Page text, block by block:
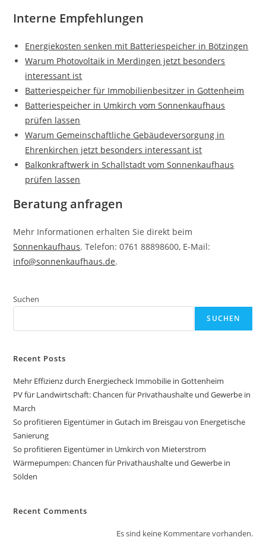
Interne Empfehlungen
Energiekosten senken mit Batteriespeicher in Bötzingen
Warum Photovoltaik in Merdingen jetzt besonders
interessant ist
Batteriespeicher für Immobilienbesitzer in Gottenheim
Batteriespeicher in Umkirch vom Sonnenkaufhaus
prüfen lassen
Warum Gemeinschaftliche Gebäudeversorgung in
Ehrenkirchen jetzt besonders interessant ist
Balkonkraftwerk in Schallstadt vom Sonnenkaufhaus
prüfen lassen
Beratung anfragen
Mehr Informationen erhalten Sie direkt beim
Sonnenkaufhaus. Telefon: 0761 88898600, E-Mail:
info@sonnenkaufhaus.de.
Suchen
SUCHEN
Recent Posts
Mehr Effizienz durch Energiecheck Immobilie in Gottenheim
PV für Landwirtschaft: Chancen für Privathaushalte und Gewerbe in
March
So profitieren Eigentümer in Gutach im Breisgau von Energetische
Sanierung
So profitieren Eigentümer in Umkirch von Mieterstrom
Wärmepumpen: Chancen für Privathaushalte und Gewerbe in
Sölden
Recent Comments
Es sind keine Kommentare vorhanden.